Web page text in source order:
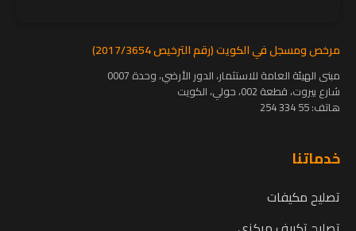
مرخص ومسجل في الكويت (رقم الترخيص 2017/3654)
مبنى الهيئة العامة للاستثمار، الدور الأرضي، وحدة 0007
شارع بيروت، قطعة 002، حولي، الكويت
هاتف:55 334 254
خدماتنا
تصليح مكيفات